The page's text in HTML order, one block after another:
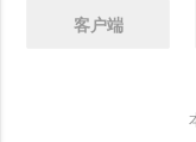
客户端